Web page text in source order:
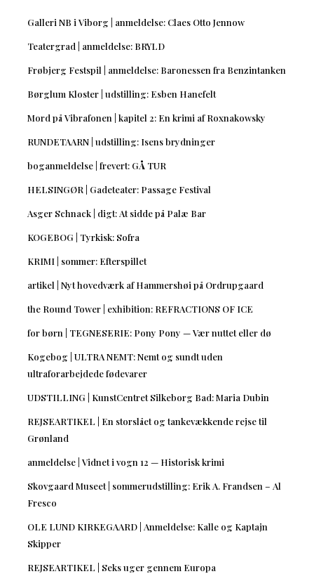
Galleri NB i Viborg | anmeldelse: Claes Otto Jennow
Teatergrad | anmeldelse: BRYLD
Frøbjerg Festspil | anmeldelse: Baronessen fra Benzintanken
Børglum Kloster | udstilling: Esben Hanefelt
Mord på Vibrafonen | kapitel 2: En krimi af Roxnakowsky
RUNDETAARN | udstilling: Isens brydninger
boganmeldelse | frevert: GÅ TUR
HELSINGØR | Gadeteater: Passage Festival
Asger Schnack | digt: At sidde på Palæ Bar
KOGEBOG | Tyrkisk: Sofra
KRIMI | sommer: Efterspillet
artikel | Nyt hovedværk af Hammershøi på Ordrupgaard
the Round Tower | exhibition: REFRACTIONS OF ICE
for børn | TEGNESERIE: Pony Pony — Vær nuttet eller dø
Kogebog | ULTRA NEMT: Nemt og sundt uden
ultraforarbejdede fødevarer
UDSTILLING | KunstCentret Silkeborg Bad: Maria Dubin
REJSEARTIKEL | En storslået og tankevækkende rejse til
Grønland
anmeldelse | Vidnet i vogn 12 — Historisk krimi
Skovgaard Museet | sommerudstilling: Erik A. Frandsen – Al
Fresco
OLE LUND KIRKEGAARD | Anmeldelse: Kalle og Kaptajn
Skipper
REJSEARTIKEL | Seks uger gennem Europa